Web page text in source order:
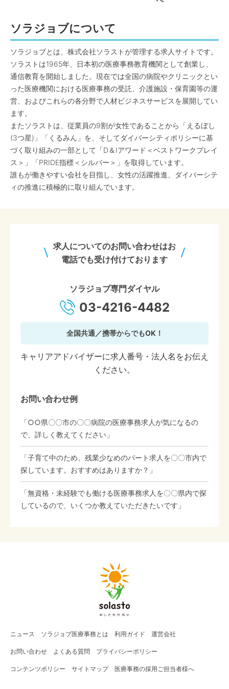
ソラジョブについて
ソラジョブとは、株式会社ソラストが管理する求人サイトです。
ソラストは1965年、日本初の医療事務教育機関として創業し、
通信教育を開始しました。現在では全国の病院やクリニックとい
った医療機関における医療事務の受託、介護施設・保育園等の運
営、およびこれらの各分野で人材ビジネスサービスを展開してい
ます。
またソラストは、従業員の9割が女性であることから「えるぼし
(3つ星)」「くるみん」を、そしてダイバーシティポリシーに基
づく取り組みの一部として「D＆Iアワード＜ベストワークプレイ
ス＞」「PRIDE指標＜シルバー＞」を取得しています。
誰もが働きやすい会社を目指し、女性の活躍推進、ダイバーシテ
ィの推進に積極的に取り組んでいます。
求人についてのお問い合わせはお
電話でも受け付けております
ソラジョブ専門ダイヤル
03-4216-4482
全国共通／携帯からでもOK！
キャリアアドバイザーに求人番号・法人名をお伝え
ください。
お問い合わせ例
「○○県〇〇市の〇〇病院の医療事務求人が気になるの
で、詳しく教えてください」
「子育て中のため、残業少なめのパート求人を〇〇市内で
探しています。おすすめはありますか？」
「無資格・未経験でも働ける医療事務求人を〇〇県内で探
しているので、いくつか教えていただきたいです」
ニュース ソラジョブ医療事務 とは 利用ガイド 運営会社
お問い合わせ よくある質問 プライバシーポリシー
コンテンツポリシー サイトマップ 医療事務の採用ご担当者様へ